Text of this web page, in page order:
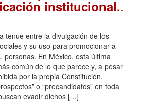
institucional..
tenue entre la divulgación de los
y su uso para promocionar a
personas. En México, esta última
común de lo que parece y, a pesar
por la propia Constitución,
o “precandidatos” en toda
evadir dichos […]